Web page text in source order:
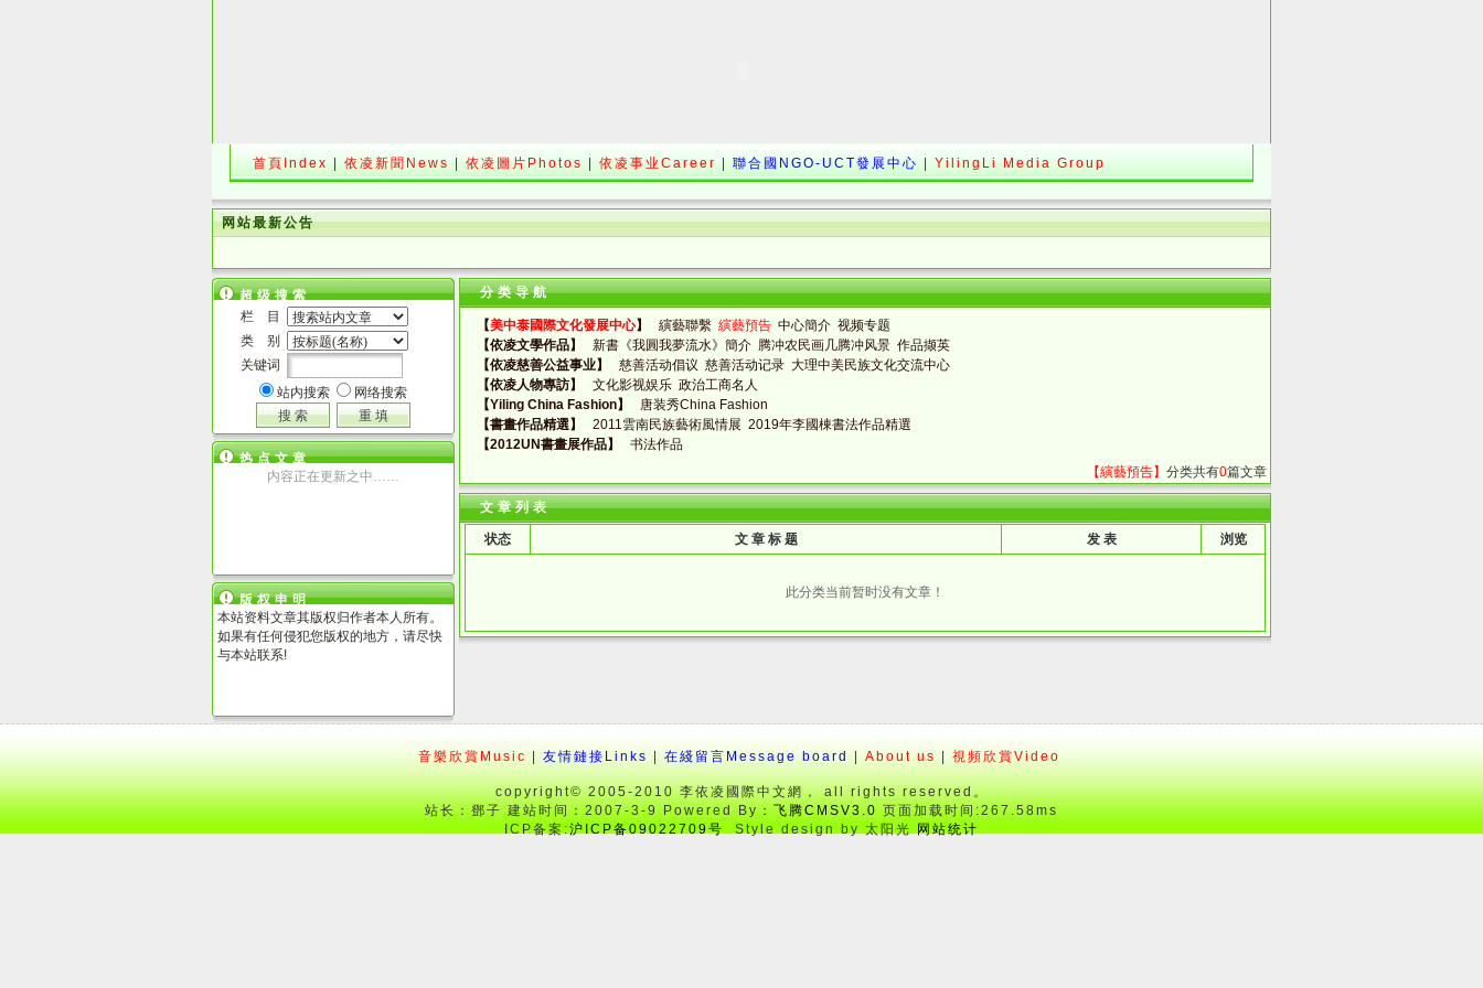
首頁Index 依凌新聞News 依凌圖片Photos 依凌事业Career 聯合國NGO-UCT發展中心 YilingLi Media Group
网站最新公告
超级搜索
栏 目
类 别
关键词
站内搜索
网络搜索
热点文章
内容正在更新之中……
版权申明
本站资料文章其版权归作者本人所有。
如果有任何侵犯您版权的地方，请尽快
与本站联系!
分类导航
【美中泰國際文化發展中心】 縯藝聯繫 縯藝預告 中心簡介 视频专题
【依凌文學作品】
新書《我圓我夢流水》簡介 腾冲农民画几腾冲风景 作品撷英
【依凌慈善公益事业】
慈善活动倡议 慈善活动记录 大理中美民族文化交流中心
【依凌人物專訪】
文化影视娱乐 政治工商名人
【Yiling China Fashion】
唐装秀China Fashion
【書畫作品精選】
2011雲南民族藝術風情展 2019年李國棟書法作品精選
【2012UN書畫展作品】
书法作品
【縯藝預告】 分类共有0篇文章
文章列表
状态 文 章 标 题 发 表 浏览
此分类当前暂时没有文章！
音樂欣賞Music 友情鏈接Links 在綫留言Message board About us 視頻欣賞Video
copyright© 2005-2010 李依凌國際中文網， all rights reserved。
站长：鄧子 建站时间：2007-3-9 Powered By：飞腾CMSV3.0页面加载时间:267.58ms
ICP备案:沪ICP备09022709号 Style design by 太阳光 网站统计